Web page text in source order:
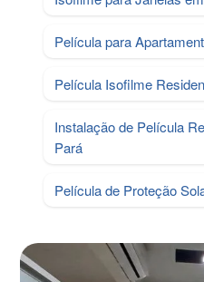
Película para
Película Isofilme
Instalação de Película
Pará
Película de Proteção